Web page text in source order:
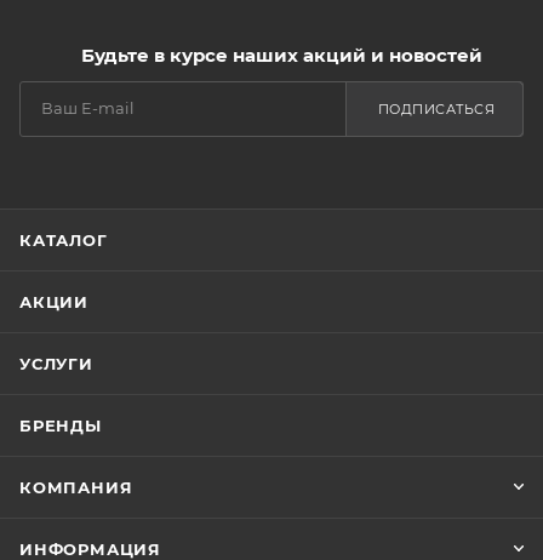
Будьте в курсе наших акций и новостей
ПОДПИСАТЬСЯ
КАТАЛОГ
АКЦИИ
УСЛУГИ
БРЕНДЫ
КОМПАНИЯ
ИНФОРМАЦИЯ